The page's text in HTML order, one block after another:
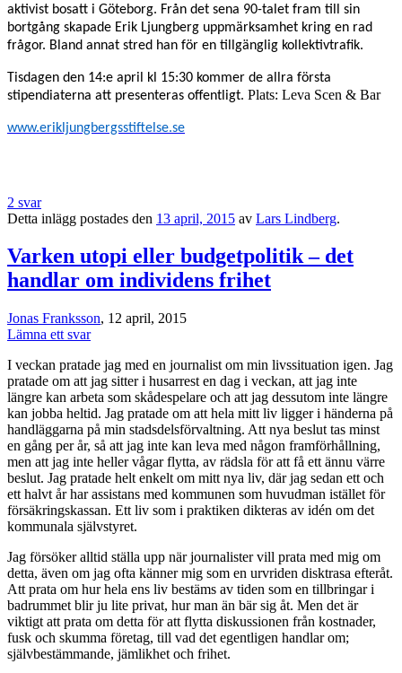
aktivist bosatt i Göteborg. Från det sena 90-talet fram till sin
bortgång skapade Erik Ljungberg uppmärksamhet kring en rad
frågor. Bland annat stred han för en tillgänglig kollektivtrafik.
Tisdagen den 14:e april kl 15:30 kommer de allra första
stipendiaterna att presenteras offentligt. Plats: Leva Scen & Bar
www.erikljungbergsstiftelse.se
2 svar
Detta inlägg postades den 13 april, 2015 av Lars Lindberg.
Varken utopi eller budgetpolitik – det
handlar om individens frihet
Jonas Franksson, 12 april, 2015
Lämna ett svar
I veckan pratade jag med en journalist om min livssituation igen. Jag
pratade om att jag sitter i husarrest en dag i veckan, att jag inte
längre kan arbeta som skådespelare och att jag dessutom inte längre
kan jobba heltid. Jag pratade om att hela mitt liv ligger i händerna på
handläggarna på min stadsdelsförvaltning. Att nya beslut tas minst
en gång per år, så att jag inte kan leva med någon framförhållning,
men att jag inte heller vågar flytta, av rädsla för att få ett ännu värre
beslut. Jag pratade helt enkelt om mitt nya liv, där jag sedan ett och
ett halvt år har assistans med kommunen som huvudman istället för
försäkringskassan. Ett liv som i praktiken dikteras av idén om det
kommunala självstyret.
Jag försöker alltid ställa upp när journalister vill prata med mig om
detta, även om jag ofta känner mig som en urvriden disktrasa efteråt.
Att prata om hur hela ens liv bestäms av tiden som en tillbringar i
badrummet blir ju lite privat, hur man än bär sig åt. Men det är
viktigt att prata om detta för att flytta diskussionen från kostnader,
fusk och skumma företag, till vad det egentligen handlar om;
självbestämmande, jämlikhet och frihet.